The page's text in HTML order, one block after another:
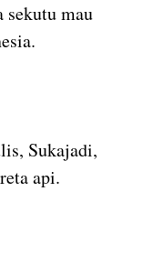
sekutu mau
Sukajadi,
api.